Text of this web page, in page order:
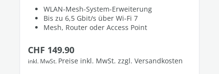
WLAN-Mesh-System-Erweiterung
Bis zu 6,5 Gbit/s über Wi-Fi 7
Mesh, Router oder Access Point
Regulärer Preis:
CHF 149.90
inkl. MwSt. Preise inkl. MwSt. zzgl. Versandkosten